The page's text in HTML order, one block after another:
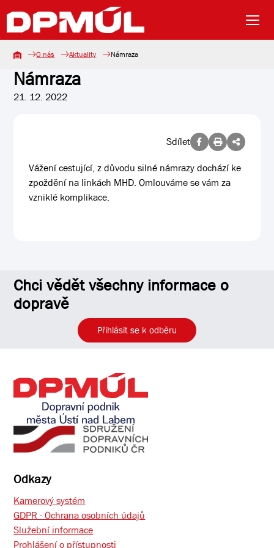
O nás Aktuality Námraza
Námraza
21. 12. 2022
Sdílet
Vážení cestující, z důvodu silné námrazy dochází ke
zpoždění na linkách MHD. Omlouváme se vám za
vzniklé komplikace.
Chci vědět všechny informace o
dopravě
Přihlásit se k odběru
Odkazy
Kamerový systém
GDPR - Ochrana osobních údajů
Služební informace
Prohlášení o přístupnosti